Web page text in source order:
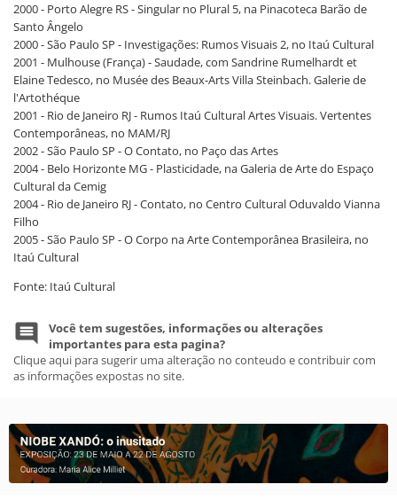
2000 - Porto Alegre RS - Singular no Plural 5, na Pinacoteca Barão de
Santo Ângelo
2000 - São Paulo SP - Investigações: Rumos Visuais 2, no Itaú Cultural
2001 - Mulhouse (França) - Saudade, com Sandrine Rumelhardt et
Elaine Tedesco, no Musée des Beaux-Arts Villa Steinbach. Galerie de
l'Artothéque
2001 - Rio de Janeiro RJ - Rumos Itaú Cultural Artes Visuais. Vertentes
Contemporâneas, no MAM/RJ
2002 - São Paulo SP - O Contato, no Paço das Artes
2004 - Belo Horizonte MG - Plasticidade, na Galeria de Arte do Espaço
Cultural da Cemig
2004 - Rio de Janeiro RJ - Contato, no Centro Cultural Oduvaldo Vianna
Filho
2005 - São Paulo SP - O Corpo na Arte Contemporânea Brasileira, no
Itaú Cultural
Fonte: Itaú Cultural
Você tem sugestões, informações ou alterações
importantes para esta pagina?
Clique aqui para sugerir uma alteração no conteudo e contribuir com
as informações expostas no site.